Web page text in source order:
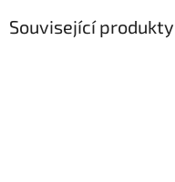
Související produkty